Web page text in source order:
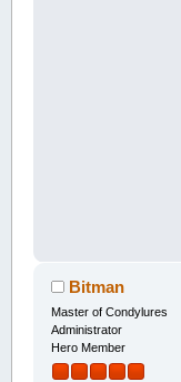
Bitman
Master of Condylures
Administrator
Hero Member